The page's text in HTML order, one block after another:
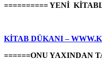
========== YENİ
KİTAB DÜKANI –
======ONU YAXINDAN